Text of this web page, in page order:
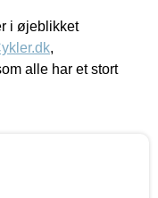
i øjeblikket
,
alle har et stort